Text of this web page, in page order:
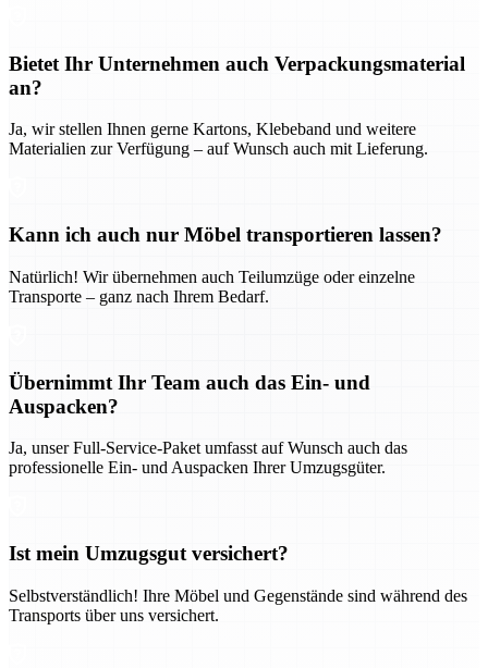
Bietet Ihr Unternehmen auch Verpackungsmaterial
an?
Ja, wir stellen Ihnen gerne Kartons, Klebeband und weitere
Materialien zur Verfügung – auf Wunsch auch mit Lieferung.
Kann ich auch nur Möbel transportieren lassen?
Natürlich! Wir übernehmen auch Teilumzüge oder einzelne
Transporte – ganz nach Ihrem Bedarf.
Übernimmt Ihr Team auch das Ein- und
Auspacken?
Ja, unser Full-Service-Paket umfasst auf Wunsch auch das
professionelle Ein- und Auspacken Ihrer Umzugsgüter.
Ist mein Umzugsgut versichert?
Selbstverständlich! Ihre Möbel und Gegenstände sind während des
Transports über uns versichert.